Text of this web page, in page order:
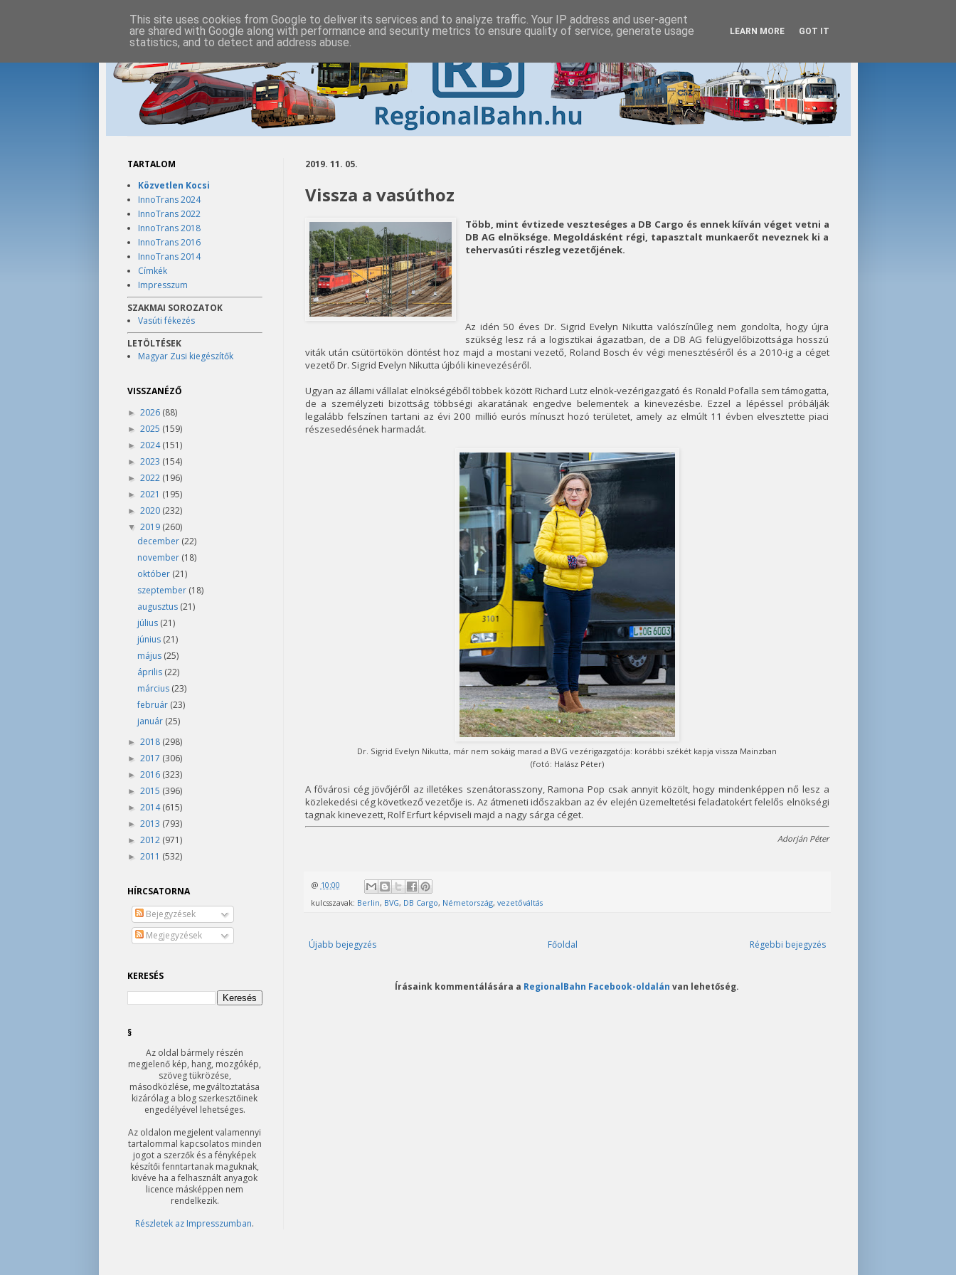
2019. 11. 05.
Vissza a vasúthoz
Több, mint évtizede veszteséges a DB Cargo és ennek kííván véget vetni a
DB AG elnöksége. Megoldásként régi, tapasztalt munkaerőt neveznek ki a
tehervasúti részleg vezetőjének.
Az idén 50 éves Dr. Sigrid Evelyn Nikutta valószínűleg nem gondolta, hogy újra
szükség lesz rá a logisztikai ágazatban, de a DB AG felügyelőbizottsága hosszú
viták után csütörtökön döntést hoz majd a mostani vezető, Roland Bosch év végi menesztéséről és a 2010-ig a céget
vezető Dr. Sigrid Evelyn Nikutta újbóli kinevezéséről.
Ugyan az állami vállalat elnökségéből többek között Richard Lutz elnök-vezérigazgató és Ronald Pofalla sem támogatta,
de a személyzeti bizottság többségi akaratának engedve belementek a kinevezésbe. Ezzel a lépéssel próbálják
legalább felszínen tartani az évi 200 millió eurós mínuszt hozó területet, amely az elmúlt 11 évben elvesztette piaci
részesedésének harmadát.
Dr. Sigrid Evelyn Nikutta, már nem sokáig marad a BVG vezérigazgatója: korábbi székét kapja vissza Mainzban
(fotó: Halász Péter)
A fővárosi cég jövőjéről az illetékes szenátorasszony, Ramona Pop csak annyit közölt, hogy mindenképpen nő lesz a
közlekedési cég következő vezetője is. Az átmeneti időszakban az év elején üzemeltetési feladatokért felelős elnökségi
tagnak kinevezett, Rolf Erfurt képviseli majd a nagy sárga céget.
Adorján Péter
@ 10:00
kulcsszavak: Berlin, BVG, DB Cargo, Németország, vezetőváltás
Újabb bejegyzés Régebbi bejegyzés
Főoldal
Írásaink kommentálására a RegionalBahn Facebook-oldalán van lehetőség.
TARTALOM
Közvetlen Kocsi
InnoTrans 2024
InnoTrans 2022
InnoTrans 2018
InnoTrans 2016
InnoTrans 2014
Címkék
Impresszum
SZAKMAI SOROZATOK
Vasúti fékezés
LETÖLTÉSEK
Magyar Zusi kiegészítők
VISSZANÉZŐ
► 2026 (88)
► 2025 (159)
► 2024(151)
► 2023 (154)
► 2022 (196)
► 2021 (195)
► 2020 (232)
▼ 2019 (260)
december (22)
november (18)
október (21)
szeptember (18)
augusztus (21)
július (21)
június (21)
május (25)
április (22)
március (23)
február (23)
január (25)
► 2018 (298)
► 2017 (306)
► 2016 (323)
► 2015 (396)
► 2014(615)
► 2013 (793)
► 2012 (971)
► 2011 (532)
HÍRCSATORNA
Bejegyzések
Megjegyzések
KERESÉS
§
Az oldal bármely részén
megjelenő kép, hang, mozgókép,
szöveg tükrözése,
másodközlése, megváltoztatása
kizárólag a blog szerkesztőinek
engedélyével lehetséges.
Az oldalon megjelent valamennyi
tartalommal kapcsolatos minden
jogot a szerzők és a fényképek
készítői fenntartanak maguknak,
kivéve ha a felhasznált anyagok
licence másképpen nem
rendelkezik.
Részletek az Impresszumban.
This site uses cookies from Google to deliver its services and to analyze traffic. Your IP address and user-agent
are shared with Google along with performance and security metrics to ensure quality of service, generate usage
statistics, and to detect and address abuse.
LEARN MORE GOT IT